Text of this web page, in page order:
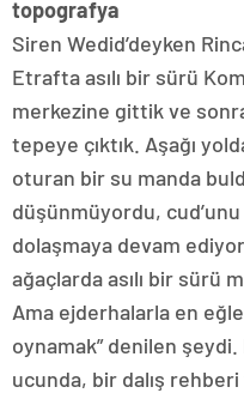
topografya
Siren Wedid’deyken
Etrafta asılı bir sürü
merkezine gittik ve
tepeye çıktık. Aşağı
oturan bir su manda
düşünmüyordu,
dolaşmaya devam
ağaçlarda asılı bir sürü
Ama ejderhalarla en
oynamak” denilen şeydi.
ucunda, bir dalış